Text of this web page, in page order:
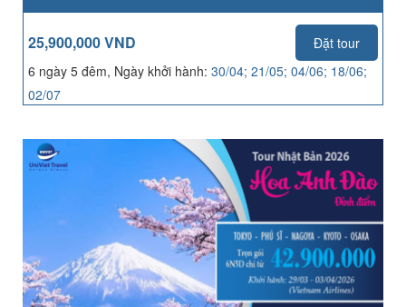
25,900,000 VND
Đặt tour
6 ngày 5 đêm, Ngày khởi hành: 30/04; 21/05; 04/06; 18/06;
02/07